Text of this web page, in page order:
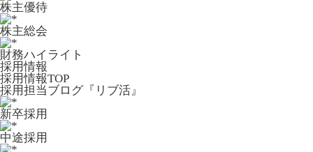
株主優待
株主総会
財務ハイライト
採用情報
採用情報TOP
採用担当ブログ『リブ活』
新卒採用
中途採用